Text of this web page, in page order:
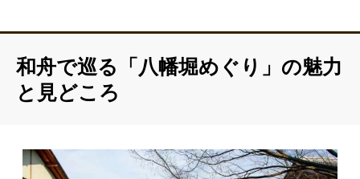
和舟で巡る「八幡堀めぐり」の魅力
と見どころ